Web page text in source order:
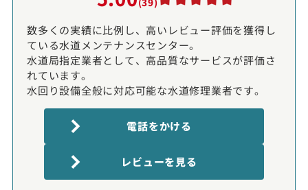
数多くの実績に比例し、高いレビュー評価を獲得し
ている水道メンテナンスセンター。
水道局指定業者として、高品質なサービスが評価さ
れています。
水回り設備全般に対応可能な水道修理業者です。
電話をかける
レビューを見る